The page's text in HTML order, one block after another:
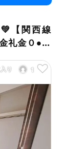
【関西線
礼金０●１
ストイレ別
台●室内洗
レベータ
り 1